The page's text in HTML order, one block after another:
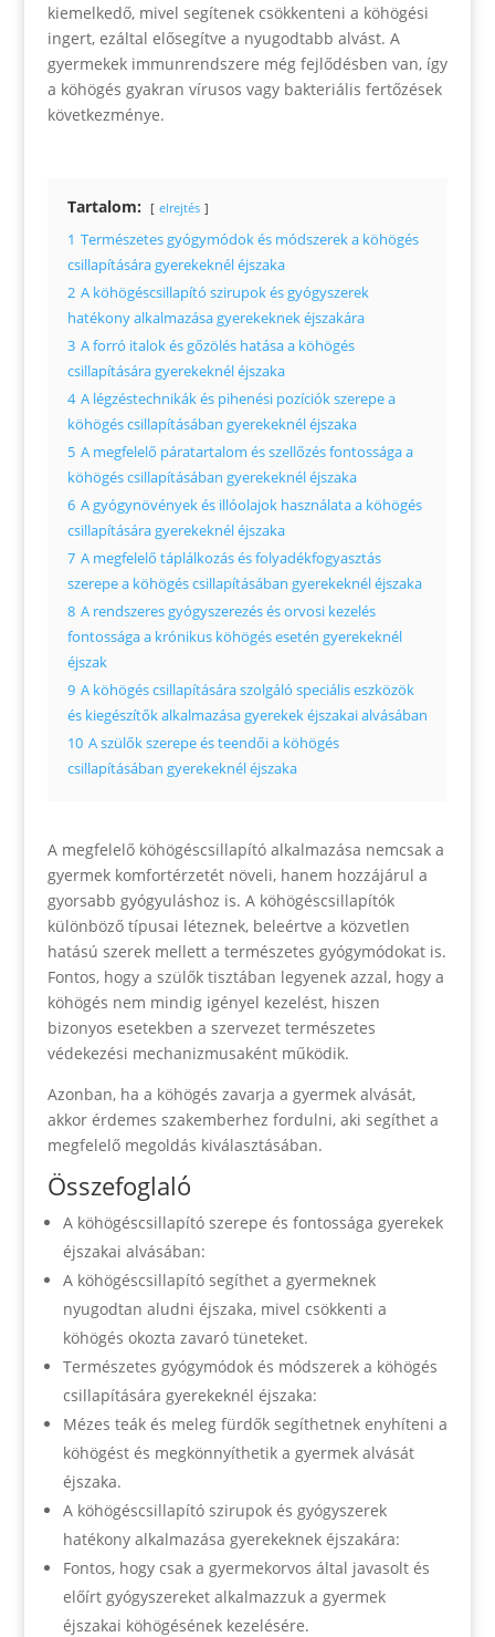
kiemelkedő, mivel segítenek csökkenteni a köhögési
ingert, ezáltal elősegítve a nyugodtabb alvást. A
gyermekek immunrendszere még fejlődésben van, így
a köhögés gyakran vírusos vagy bakteriális fertőzések
következménye.
Tartalom: elrejtés
1 Természetes gyógymódok és módszerek a köhögés
csillapítására gyerekeknél éjszaka
2 A köhögéscsillapító szirupok és gyógyszerek
hatékony alkalmazása gyerekeknek éjszakára
3 A forró italok és gőzölés hatása a köhögés
csillapítására gyerekeknél éjszaka
4 A légzéstechnikák és pihenési pozíciók szerepe a
köhögés csillapításában gyerekeknél éjszaka
5 A megfelelő páratartalom és szellőzés fontossága a
köhögés csillapításában gyerekeknél éjszaka
6 A gyógynövények és illóolajok használata a köhögés
csillapítására gyerekeknél éjszaka
7 A megfelelő táplálkozás és folyadékfogyasztás
szerepe a köhögés csillapításában gyerekeknél éjszaka
8 A rendszeres gyógyszerezés és orvosi kezelés
fontossága a krónikus köhögés esetén gyerekeknél
éjszak
9 A köhögés csillapítására szolgáló speciális eszközök
és kiegészítők alkalmazása gyerekek éjszakai alvásában
10 A szülők szerepe és teendői a köhögés
csillapításában gyerekeknél éjszaka
A megfelelő köhögéscsillapító alkalmazása nemcsak a
gyermek komfortérzetét növeli, hanem hozzájárul a
gyorsabb gyógyuláshoz is. A köhögéscsillapítók
különböző típusai léteznek, beleértve a közvetlen
hatású szerek mellett a természetes gyógymódokat is.
Fontos, hogy a szülők tisztában legyenek azzal, hogy a
köhögés nem mindig igényel kezelést, hiszen
bizonyos esetekben a szervezet természetes
védekezési mechanizmusaként működik.
Azonban, ha a köhögés zavarja a gyermek alvását,
akkor érdemes szakemberhez fordulni, aki segíthet a
megfelelő megoldás kiválasztásában.
Összefoglaló
A köhögéscsillapító szerepe és fontossága gyerekek
éjszakai alvásában:
A köhögéscsillapító segíthet a gyermeknek
nyugodtan aludni éjszaka, mivel csökkenti a
köhögés okozta zavaró tüneteket.
Természetes gyógymódok és módszerek a köhögés
csillapítására gyerekeknél éjszaka:
Mézes teák és meleg fürdők segíthetnek enyhíteni a
köhögést és megkönnyíthetik a gyermek alvását
éjszaka.
A köhögéscsillapító szirupok és gyógyszerek
hatékony alkalmazása gyerekeknek éjszakára:
Fontos, hogy csak a gyermekorvos által javasolt és
előírt gyógyszereket alkalmazzuk a gyermek
éjszakai köhögésének kezelésére.